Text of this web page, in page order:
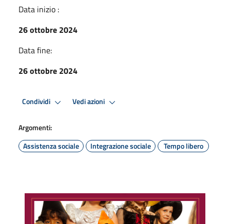
Data inizio :
26 ottobre 2024
Data fine:
26 ottobre 2024
Condividi Vedi azioni
Argomenti:
Assistenza sociale
Integrazione sociale Tempo libero